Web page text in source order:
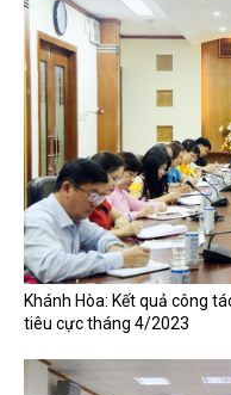
Khánh Hòa: Kết quả công
tiêu cực tháng 4/2023